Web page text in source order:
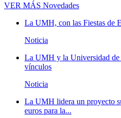
VER MÁS Novedades
La UMH, con las Fiestas de
Noticia
La UMH y la Universidad de
vínculos
Noticia
La UMH lidera un proyecto
euros para la...